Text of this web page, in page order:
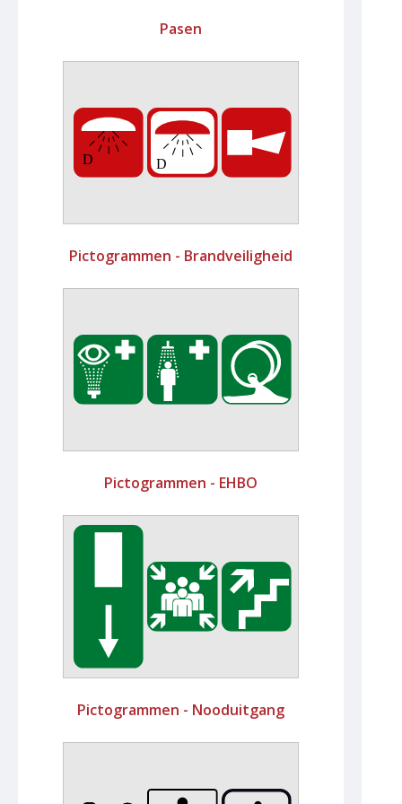
Pasen
Pictogrammen - Brandveiligheid
Pictogrammen - EHBO
Pictogrammen - Nooduitgang